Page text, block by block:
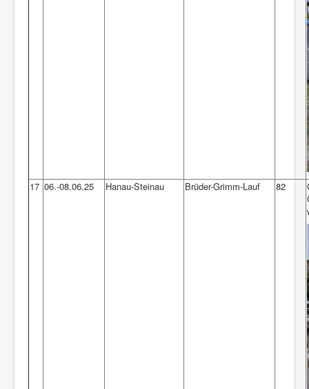
17 06.-08.06.25 Hanau-Steinau Brüder-Grimm-Lauf 82